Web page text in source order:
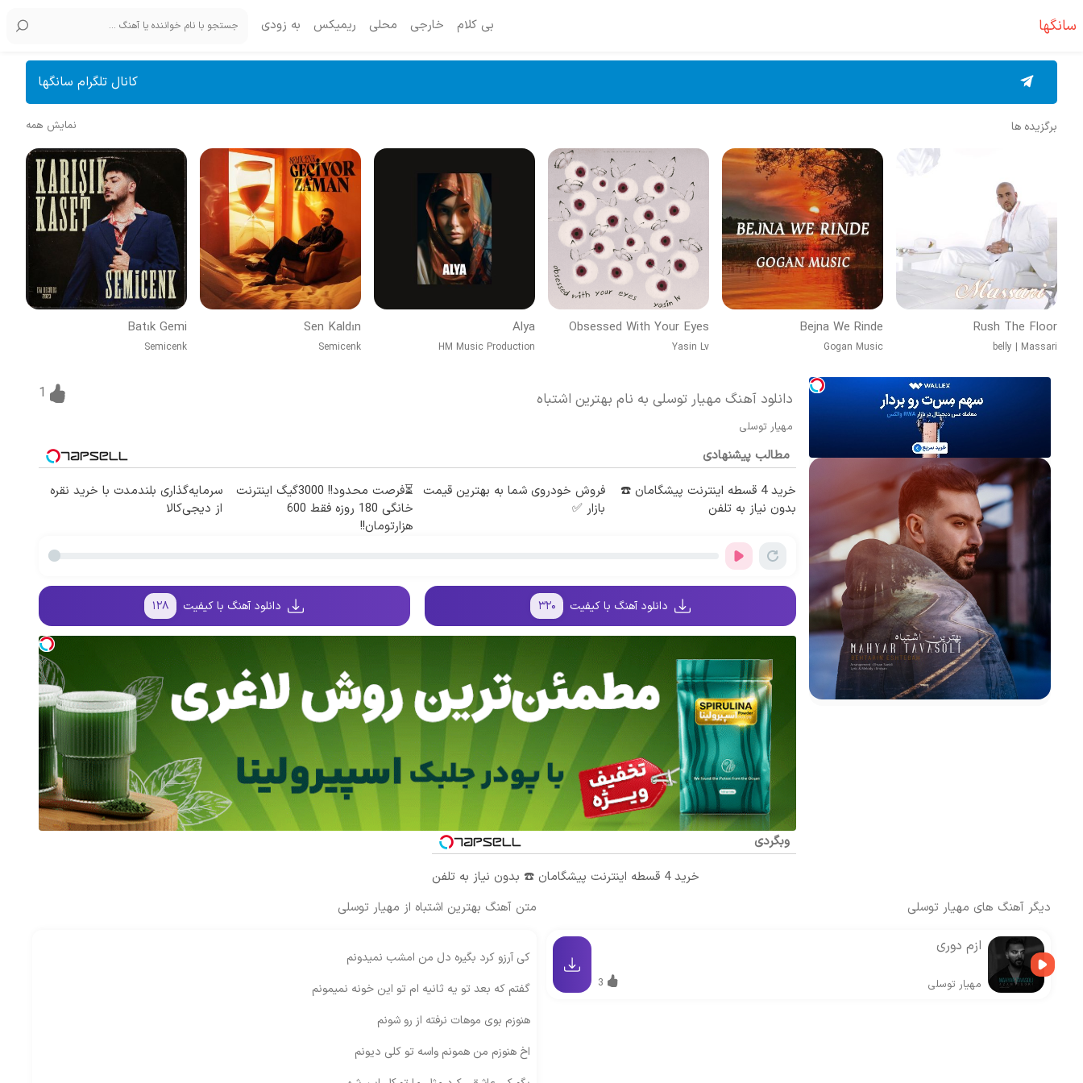
سانگها بی کلام خارجی محلی ریمیکس به زودی
کانال تلگرام سانگها
برگزیده ها نمایش همه
Rush The Floor
belly | Massari
Bejna We Rinde
Gogan Music
Obsessed With Your Eyes
Yasin Lv
Alya
HM Music Production
Sen Kaldın
Semicenk
Batık Gemi
Semicenk
دانلود آهنگ مهیار توسلی به نام بهترین اشتباه
مهیار توسلی
1
مطالب پیشنهادی
خرید 4 قسطه اینترنت پیشگامان ☎️
بدون نیاز به تلفن
فروش خودروی شما به بهترین قیمت
بازار ✅
⏳فرصت محدود!! 3000گیگ اینترنت
خانگی 180 روزه فقط 600
هزارتومان!!
سرمایه‌گذاری بلندمدت با خرید نقره
از دیجی‌کالا
دانلود آهنگ با کیفیت ۳۲۰ دانلود آهنگ با کیفیت ۱۲۸
وبگردی
خرید 4 قسطه اینترنت پیشگامان ☎️ بدون نیاز به تلفن
متن آهنگ بهترین اشتباه از مهیار توسلی
کی آرزو کرد بگیره دل من امشب نمیدونم
گفتم که بعد تو یه ثانیه ام تو این خونه نمیمونم
هنوزم بوی موهات نرفته از رو شونم
اخ هنوزم من همونم واسه تو کلی دیونم
دیگر آهنگ های مهیار توسلی
ازم دوری
مهیار توسلی 3